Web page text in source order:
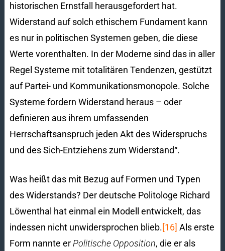
historischen Ernstfall herausgefordert hat.
Widerstand auf solch ethischem Fundament kann
es nur in politischen Systemen geben, die diese
Werte vorenthalten. In der Moderne sind das in aller
Regel Systeme mit totalitären Tendenzen, gestützt
auf Partei- und Kommunikationsmonopole. Solche
Systeme fordern Widerstand heraus – oder
definieren aus ihrem umfassenden
Herrschaftsanspruch jeden Akt des Widerspruchs
und des Sich-Entziehens zum Widerstand“.
Was heißt das mit Bezug auf Formen und Typen
des Widerstands? Der deutsche Politologe Richard
Löwenthal hat einmal ein Modell entwickelt, das
indessen nicht unwidersprochen blieb.[16] Als erste
Form nannte er Politische Opposition, die er als